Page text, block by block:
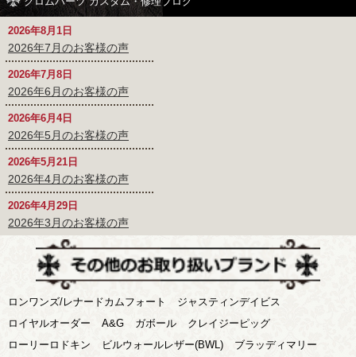
2026年8月1日
2026年7月のお客様の声
2026年7月8日
2026年6月のお客様の声
2026年6月4日
2026年5月のお客様の声
2026年5月21日
2026年4月のお客様の声
2026年4月29日
2026年3月のお客様の声
ロンワンズ/レナードカムフォート
ジャスティンデイビス
ロイヤルオーダー
A&G ガボール
クレイジーピッグ
ローリーロドキン
ビルウォールレザー(BWL)
ブラッディマリー